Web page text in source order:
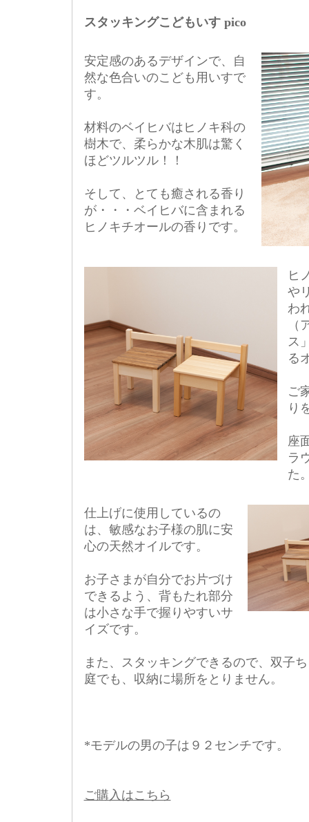
スタッキングこどもいす pico
安定感のあるデザインで、自
然な色合いのこども用いすで
す。
材料のベイヒバはヒノキ科の
樹木で、柔らかな木肌は驚く
ほどツルツル！！
そして、とても癒される香り
が・・・ベイヒバに含まれる
ヒノキチオールの香りです。
ヒ
や
わ
（
ス
る
ご
り
座
ラ
た
仕上げに使用しているの
は、敏感なお子様の肌に安
心の天然オイルです。
お子さまが自分でお片づけ
できるよう、背もたれ部分
は小さな手で握りやすいサ
イズです。
また、スタッキングできるので、双子
庭でも、収納に場所をとりません。
*モデルの男の子は９２センチです。
ご購入はこちら